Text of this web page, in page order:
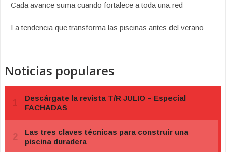
Cada avance suma cuando fortalece a toda una red
La tendencia que transforma las piscinas antes del verano
Noticias populares